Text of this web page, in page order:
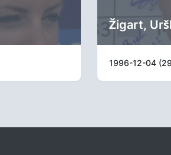
Žigart,
1996-12-04